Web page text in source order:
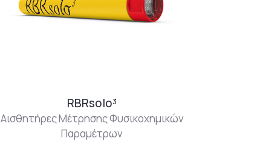
RBRsolo³
Αισθητήρες Μέτρησης Φυσικοχημικών
Παραμέτρων